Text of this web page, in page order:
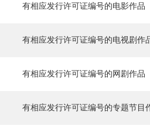
有相应发行许可证编号的电影作品
有相应发行许可证编号的电视剧作
有相应发行许可证编号的网剧作品
有相应发行许可证编号的专题节目